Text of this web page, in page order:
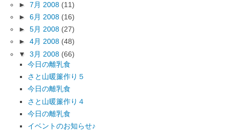
► 7月 2008 (11)
► 6月 2008 (16)
► 5月 2008 (27)
► 4月 2008 (48)
▼ 3月 2008 (66)
今日の離乳食
さと山暖簾作り５
今日の離乳食
さと山暖簾作り４
今日の離乳食
イベントのお知らせ♪